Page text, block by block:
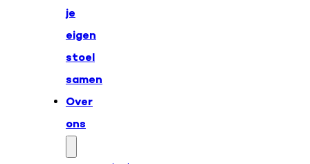
je
eigen
stoel
samen
Over
ons